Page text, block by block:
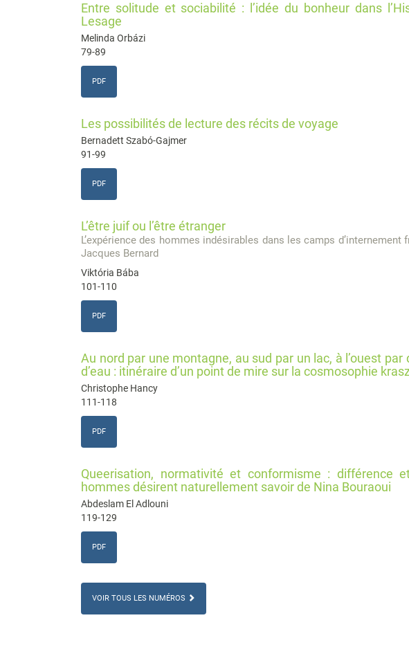
Entre solitude et sociabilité : l’idée du bonheur dans
Lesage
Melinda Orbázi
79-89
PDF
Les possibilités de lecture des récits de voyage
Bernadett Szabó-Gajmer
91-99
PDF
L’être juif ou l’être étranger
L’expérience des hommes indésirables dans les camps d’internement
Jacques Bernard
Viktória Bába
101-110
PDF
Au nord par une montagne, au sud par un lac, à l’ouest par
d’eau : itinéraire d’un point de mire sur la cosmosophie
Christophe Hancy
111-118
PDF
Queerisation, normativité et conformisme : différence
hommes désirent naturellement savoir de Nina Bouraoui
Abdeslam El Adlouni
119-129
PDF
VOIR TOUS LES NUMÉROS